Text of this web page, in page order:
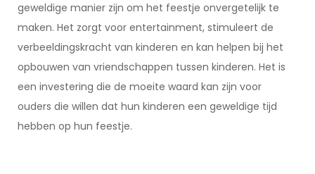
geweldige manier zijn om het feestje onvergetelijk te
maken. Het zorgt voor entertainment, stimuleert de
verbeeldingskracht van kinderen en kan helpen bij het
opbouwen van vriendschappen tussen kinderen. Het is
een investering die de moeite waard kan zijn voor
ouders die willen dat hun kinderen een geweldige tijd
hebben op hun feestje.